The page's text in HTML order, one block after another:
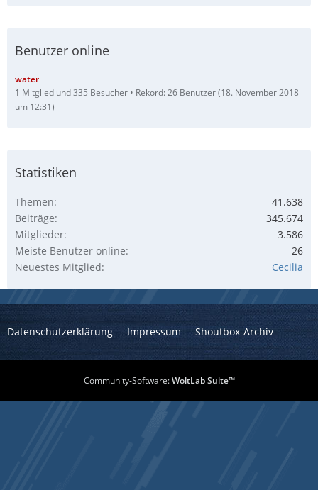
Benutzer online
water
1 Mitglied und 335 Besucher
Rekord: 26 Benutzer (18. November 2018
um 12:31)
Statistiken
Themen
41.638
Beiträge
345.674
Mitglieder
3.586
Meiste Benutzer online
26
Neuestes Mitglied
Cecilia
Datenschutzerklärung Impressum Shoutbox-Archiv
Community-Software:WoltLab Suite™